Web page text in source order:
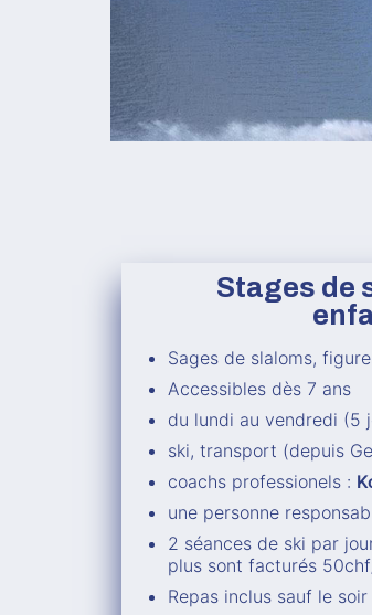
Stages de
Sages de slaloms,
Accessibles dès 7 ans
du lundi au vendredi (5
ski, transport (depuis
coachs professionels :
une personne
2 séances de ski par
plus sont facturés
Repas inclus sauf le